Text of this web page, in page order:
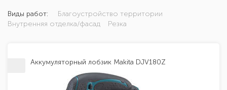
Виды работ:
Благоустройство территории
Внутренняя отделка/фасад
Резка
Аккумуляторный лобзик Makita DJV180Z